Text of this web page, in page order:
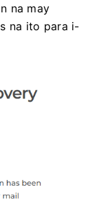
na may
na ito para i-